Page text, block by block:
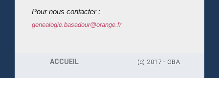
Pour nous contacter :
genealogie.basadour@orange.fr
ACCUEIL (c) 2017 - GBA